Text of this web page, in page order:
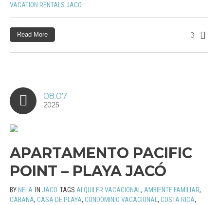
VACATION RENTALS JACO
3
Read More
08.07
2025
APARTAMENTO PACIFIC
POINT – PLAYA JACÓ
BY NELA IN JACO TAGS ALQUILER VACACIONAL, AMBIENTE FAMILIAR,
CABAÑA, CASA DE PLAYA, CONDOMINIO VACACIONAL, COSTA RICA,